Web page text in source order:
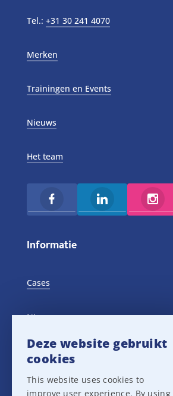
Tel.: +31 30 241 4070
Merken
Trainingen en Events
Nieuws
Het team
Informatie
Cases
Nieuws
Training Events
Privacy verklaring
Deze website gebruikt
cookies
This website uses cookies to
improve user experience. By using